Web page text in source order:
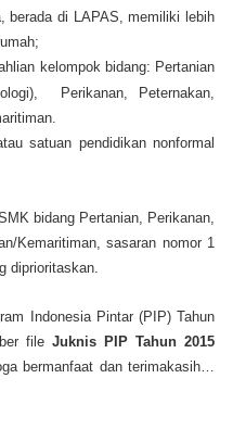
berada di LAPAS, memiliki lebih
kelompok bidang: Pertanian
Perikanan, Peternakan,
satuan pendidikan nonformal
bidang Pertanian, Perikanan,
Kemaritiman, sasaran nomor 1
diprioritaskan.
Indonesia Pintar (PIP) Tahun
file Juknis PIP Tahun 2015
bermanfaat dan terimakasih…